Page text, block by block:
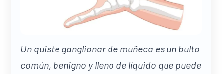
Un quiste ganglionar de muñeca es un bulto
común, benigno y lleno de líquido que puede